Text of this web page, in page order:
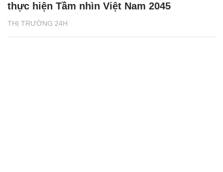
THỊ TRƯỜNG 24H
thực hiện Tầm nhìn Việt Nam 2045